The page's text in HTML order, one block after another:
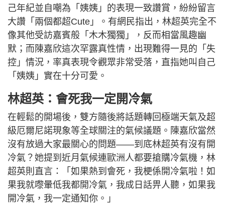
己年紀並自嘲為「姨姨」的表現一致讚賞，紛紛留言
大讚「兩個都超Cute」。有網民指出，林超英完全不
像其他受訪嘉賓般「木木獨獨」，反而相當風趣幽
默；而陳嘉欣這次罕露真性情，出現難得一見的「失
控」情況，率真表現令觀眾非常受落，直指她叫自己
「姨姨」實在十分可愛。
林超英：會死我一定開冷氣
在輕鬆的開場後，雙方隨後將話題轉回極端天氣及超
級厄爾尼諾現象等全球關注的氣候議題。陳嘉欣當然
沒有放過大家最關心的問題——到底林超英有沒有開
冷氣？她提到近月氣候連歐洲人都要搶購冷氣機，林
超英則直言：「如果熱到會死，我梗係開冷氣啦！如
果我就嚟暈低我都開冷氣，我成日話畀人聽，如果我
開冷氣，我一定通知你。」